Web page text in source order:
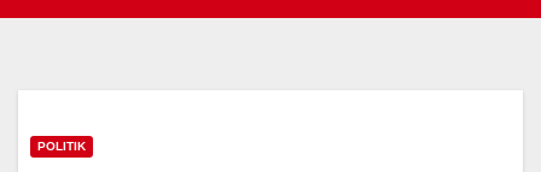
POLITIK